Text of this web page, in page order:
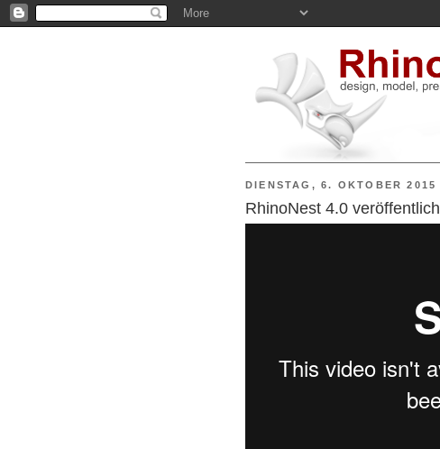
DIENSTAG, 6. OKTOBER 2015
RhinoNest 4.0